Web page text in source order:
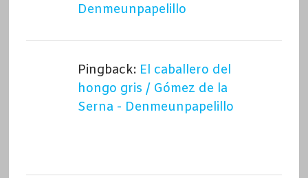
Denmeunpapelillo
Pingback: El caballero del
hongo gris / Gómez de la
Serna - Denmeunpapelillo